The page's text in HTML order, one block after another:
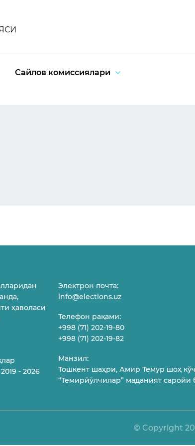
Сайлов комиссиялари
ҳаволаси
- 2026
Электрон почта:
info@elections.uz
Телефон рақами:
+998 (71) 202-19-80
+998 (71) 202-19-82
Манзил:
Тошкент шаҳри, Амир Темур шоҳ
“Темирйўлчилар” маданият саройи
© Copyright